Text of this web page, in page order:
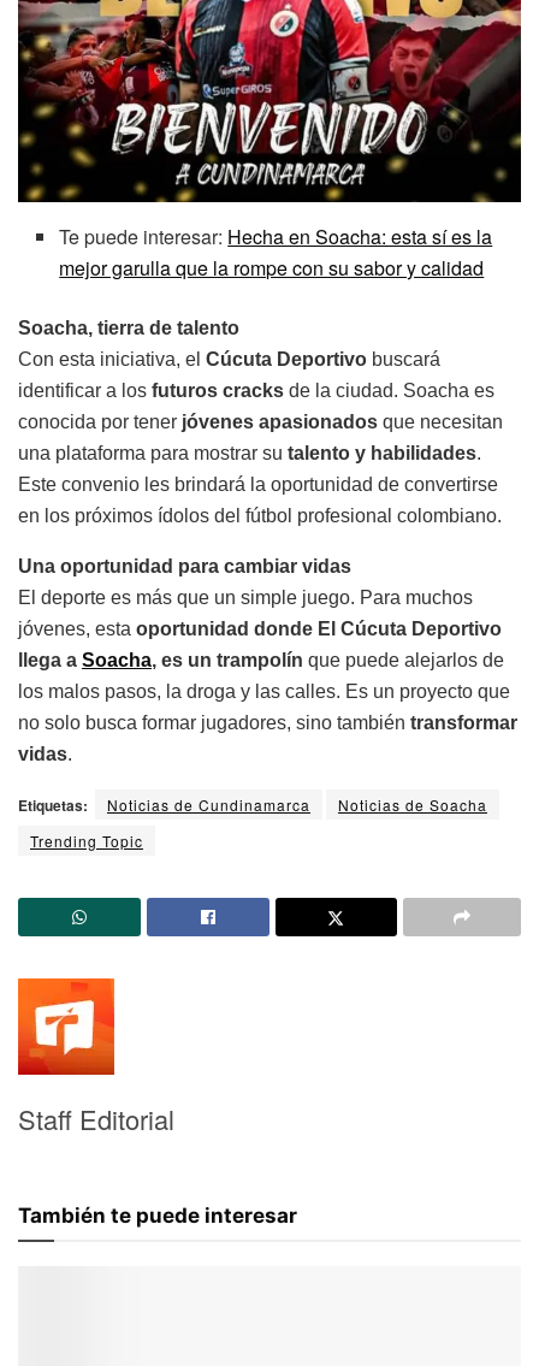
Te puede interesar: Hecha en Soacha: esta sí es la
mejor garulla que la rompe con su sabor y calidad
Soacha, tierra de talento
Con esta iniciativa, el Cúcuta Deportivo buscará
identificar a los futuros cracks de la ciudad. Soacha es
conocida por tener jóvenes apasionados que necesitan
una plataforma para mostrar su talento y habilidades.
Este convenio les brindará la oportunidad de convertirse
en los próximos ídolos del fútbol profesional colombiano.
Una oportunidad para cambiar vidas
El deporte es más que un simple juego. Para muchos
jóvenes, esta oportunidad donde El Cúcuta Deportivo
llega a Soacha, es un trampolín que puede alejarlos de
los malos pasos, la droga y las calles. Es un proyecto que
no solo busca formar jugadores, sino también transformar
vidas.
Etiquetas: Noticias de Cundinamarca
Noticias de Soacha
Trending Topic
Staff Editorial
También te puede interesar